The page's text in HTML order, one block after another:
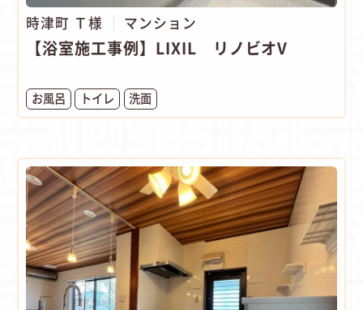
時津町 Ｔ様 マンション
【浴室施工事例】LIXIL リノビオV
お風呂 トイレ 洗面